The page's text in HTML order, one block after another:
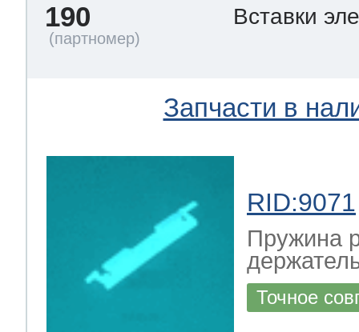
190 Вставки
Запчасти в
RID:9071
Пружина
Точное